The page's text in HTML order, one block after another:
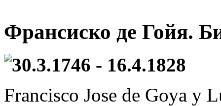
Франсиско де Гойя.
30.3.1746 - 16.4.1828
Francisco Jose de Goya y